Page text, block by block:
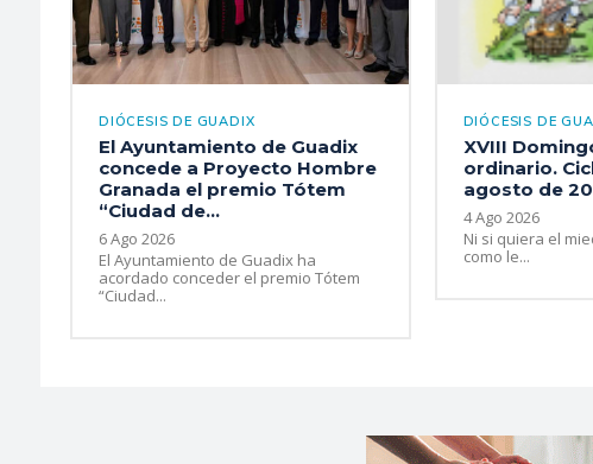
DIÓCESIS DE GUADIX
El Ayuntamiento de Guadix
concede a Proyecto Hombre
Granada el premio Tótem
“Ciudad de...
6 Ago 2026
El Ayuntamiento de Guadix ha
acordado conceder el premio Tótem
“Ciudad...
DIÓCESIS DE
XVIII
ordinario.
agosto de
4 Ago 2026
Ni si quiera el
como le...